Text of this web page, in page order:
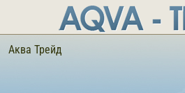
Аква Трейд